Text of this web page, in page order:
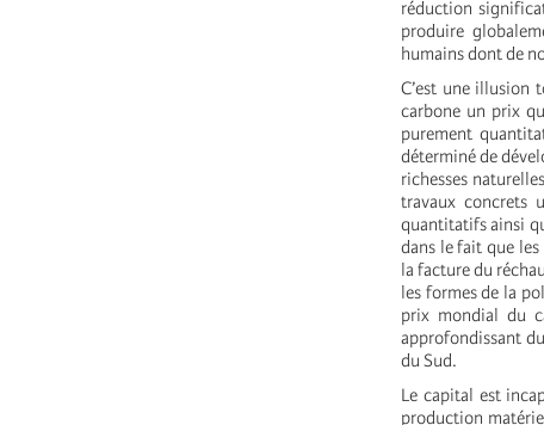
réduction
produire
humains dont de
C’est une illusion
carbone un prix
purement
déterminé de
richesses
travaux concrets
quantitatifs ainsi
dans le fait que
la facture du
les formes de la
prix mondial du
approfondissant
du Sud.
Le capital est
production